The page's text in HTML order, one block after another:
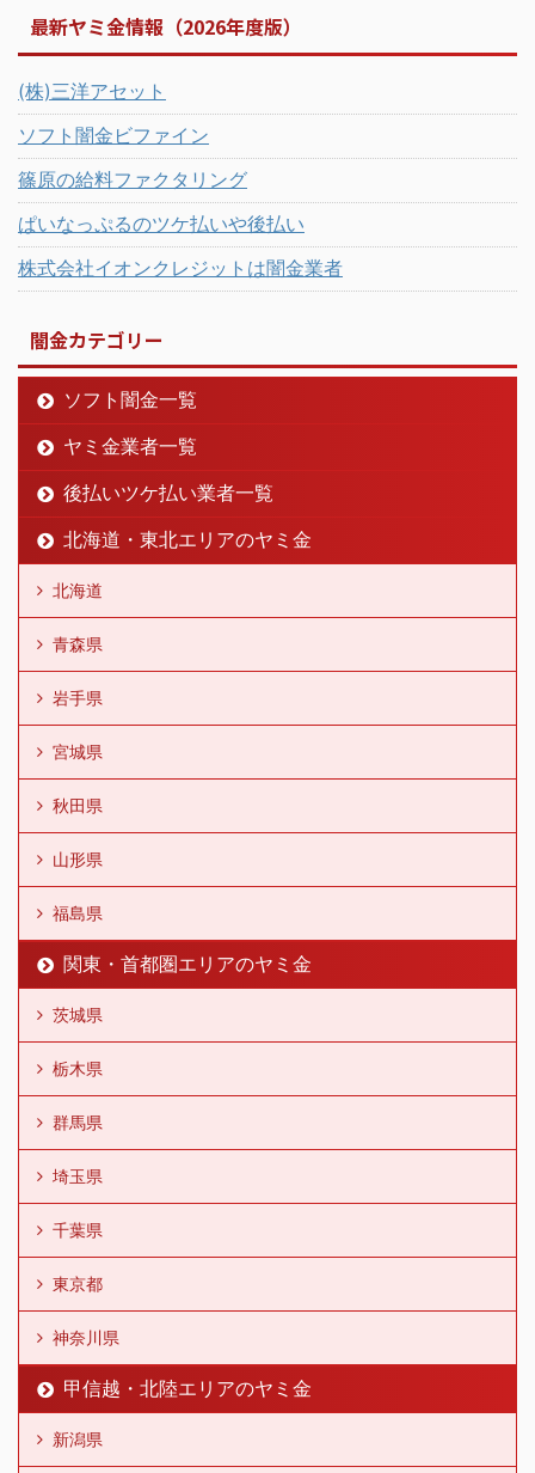
最新ヤミ金情報（2026年度版）
(株)三洋アセット
ソフト闇金ビファイン
篠原の給料ファクタリング
ぱいなっぷるのツケ払いや後払い
株式会社イオンクレジットは闇金業者
闇金カテゴリー
ソフト闇金一覧
ヤミ金業者一覧
後払いツケ払い業者一覧
北海道・東北エリアのヤミ金
北海道
青森県
岩手県
宮城県
秋田県
山形県
福島県
関東・首都圏エリアのヤミ金
茨城県
栃木県
群馬県
埼玉県
千葉県
東京都
神奈川県
甲信越・北陸エリアのヤミ金
新潟県